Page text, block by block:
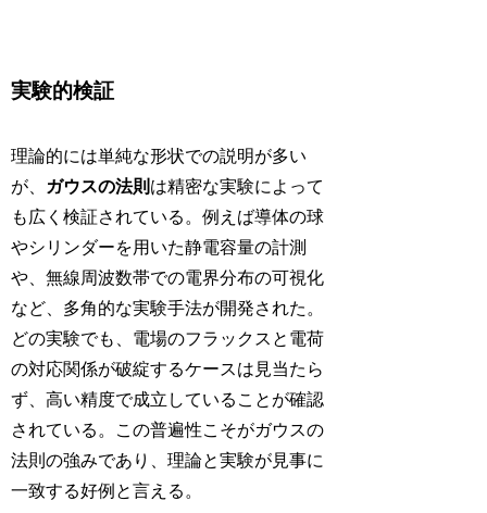
実験的検証
理論的には単純な形状での説明が多い
が、
ガウスの法則 は精密な実験によって
も広く検証されている。例えば導体の球
やシリンダーを用いた静電容量の計測
や、無線周波数帯での電界分布の可視化
など、多角的な実験手法が開発された。
どの実験でも、電場のフラックスと電荷
の対応関係が破綻するケースは見当たら
ず、高い精度で成立していることが確認
されている。この普遍性こそがガウスの
法則の強みであり、理論と実験が見事に
一致する好例と言える。